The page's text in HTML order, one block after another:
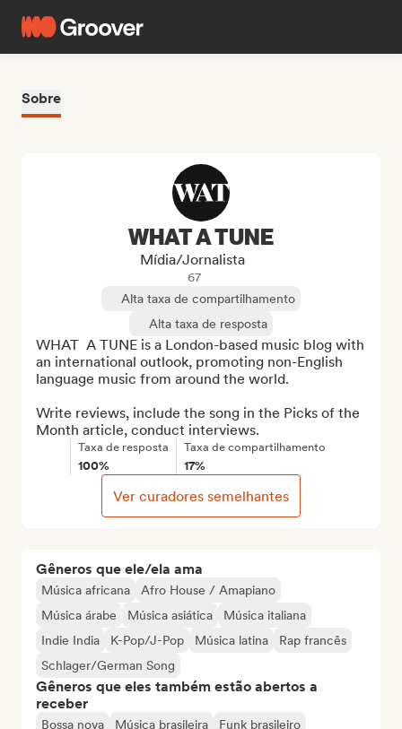
Sobre
Gêneros que ele/ela ama
Música africana
Afro House / Amapiano
Música árabe
Música asiática
Música italiana
Indie India
K-Pop/J-Pop Música latina
Rap francês
Schlager/German Song
Gêneros que eles também estão abertos a
receber
Bossa nova Música brasileira
Funk brasileiro
WHAT A TUNE
Mídia/Jornalista
67
Alta taxa de compartilhamento
Alta taxa de resposta
WHAT  A TUNE is a London-based music blog with
an international outlook, promoting non-English
language music from around the world.
Write reviews, include the song in the Picks of the
Month article, conduct interviews.
Taxa de resposta
100%
Taxa de compartilhamento
17%
Ver curadores semelhantes